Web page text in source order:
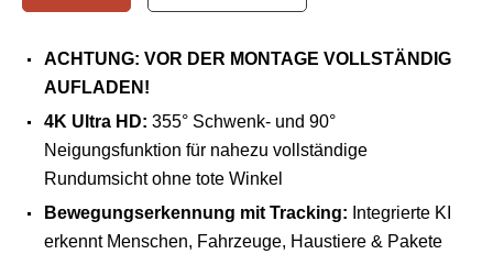
ACHTUNG: VOR DER MONTAGE VOLLSTÄNDIG
AUFLADEN!
4K Ultra HD: 355° Schwenk- und 90°
Neigungsfunktion für nahezu vollständige
Rundumsicht ohne tote Winkel
Bewegungserkennung mit Tracking: Integrierte KI
erkennt Menschen, Fahrzeuge, Haustiere & Pakete